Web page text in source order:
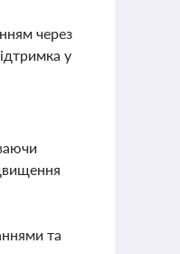
через
у
та